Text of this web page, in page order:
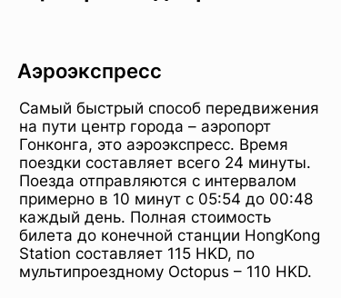
Аэроэкспресс
Самый быстрый способ передвижения
на пути центр города – аэропорт
Гонконга, это аэроэкспресс. Время
поездки составляет всего 24 минуты.
Поезда отправляются с интервалом
примерно в 10 минут с 05:54 до 00:48
каждый день. Полная стоимость
билета до конечной станции HongKong
Station составляет 115 HKD, по
мультипроездному Octopus – 110 HKD.